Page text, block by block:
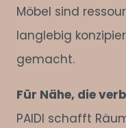
Möbel sind
langlebig
gemacht.
Für Nähe, die
PAIDI schafft